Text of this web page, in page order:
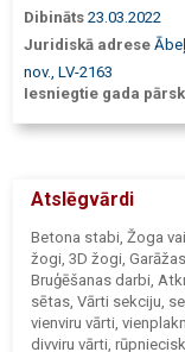
Dibināts 23.03.2022
Juridiskā adrese
nov., LV-2163
Iesniegtie gada
Atslēgvārdi
Betona stabi, Žoga
žogi, 3D žogi,
Bruģēšanas darbi,
sētas, Vārti sekciju,
vienviru vārti,
divviru vārti,